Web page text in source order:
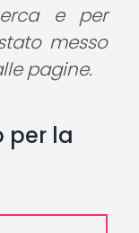
e per
messo
pagine.
per la